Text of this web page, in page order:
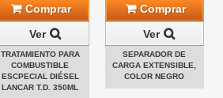
Comprar
Ver
TRATAMIENTO PARA
COMBUSTIBLE
ESCPECIAL DIÉSEL
LANCAR T.D. 350ML
Comprar
Ver
SEPARADOR DE
CARGA EXTENSIBLE,
COLOR NEGRO